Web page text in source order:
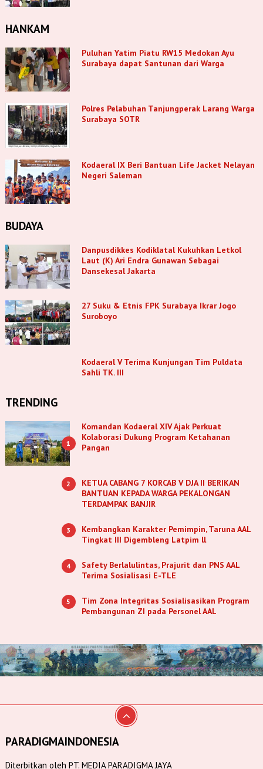
HANKAM
Puluhan Yatim Piatu RW15 Medokan Ayu
Surabaya dapat Santunan dari Warga
Polres Pelabuhan Tanjungperak Larang Warga
Surabaya SOTR
Kodaeral IX Beri Bantuan Life Jacket Nelayan
Negeri Saleman
BUDAYA
Danpusdikkes Kodiklatal Kukuhkan Letkol
Laut (K) Ari Endra Gunawan Sebagai
Dansekesal Jakarta
27 Suku & Etnis FPK Surabaya Ikrar Jogo
Suroboyo
Kodaeral V Terima Kunjungan Tim Puldata
Sahli TK. III
TRENDING
1
Komandan Kodaeral XIV Ajak Perkuat
Kolaborasi Dukung Program Ketahanan
Pangan
2
KETUA CABANG 7 KORCAB V DJA II BERIKAN
BANTUAN KEPADA WARGA PEKALONGAN
TERDAMPAK BANJIR
3
Kembangkan Karakter Pemimpin, Taruna AAL
Tingkat III Digembleng Latpim ll
4
Safety Berlalulintas, Prajurit dan PNS AAL
Terima Sosialisasi E-TLE
5
Tim Zona Integritas Sosialisasikan Program
Pembangunan ZI pada Personel AAL
PARADIGMAINDONESIA
Diterbitkan oleh PT. MEDIA PARADIGMA JAYA